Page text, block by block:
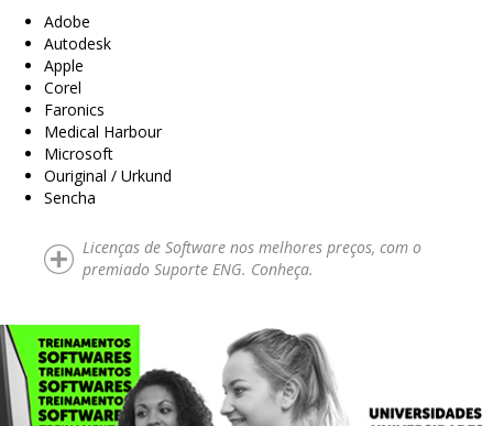
Adobe
Autodesk
Apple
Corel
Faronics
Medical Harbour
Microsoft
Ouriginal / Urkund
Sencha
Licenças de Software nos melhores preços, com o
premiado Suporte ENG. Conheça.